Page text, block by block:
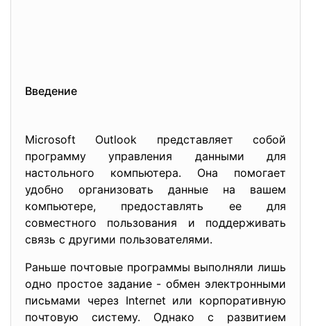
Введение
Microsoft Outlook представляет собой
программу управления данными для
настольного компьютера. Она помогает
удобно организовать данные на вашем
компьютере, предоставлять ее для
совместного пользования и поддерживать
связь с другими пользователями.
Раньше почтовые программы выполняли лишь
одно простое задание - обмен электронными
письмами через Internet или корпоративную
почтовую систему. Однако с развитием